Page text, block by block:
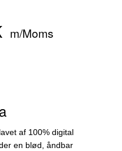
m/Moms
af 100% digital
en blød, åndbar